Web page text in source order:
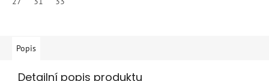
Popis
Detailní popis produktu